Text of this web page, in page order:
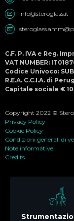
info@steroglass.it
C.F. P. IVA e Reg.
VAT NUMBER:
Codice Univoco:
R.E.A. C.C.I.A. di
Capitale sociale €
Copyright 2022 ©
Privacy Policy
Cookie Policy
Condizioni generali di
Note informative
Credits